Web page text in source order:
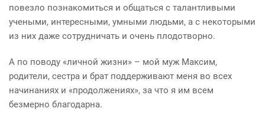
повезло познакомиться и общаться с талантливыми
учеными, интересными, умными людьми, а с некоторыми
из них даже сотрудничать и очень плодотворно.
А по поводу «личной жизни» – мой муж Максим,
родители, сестра и брат поддерживают меня во всех
начинаниях и «продолжениях», за что я им всем
безмерно благодарна.